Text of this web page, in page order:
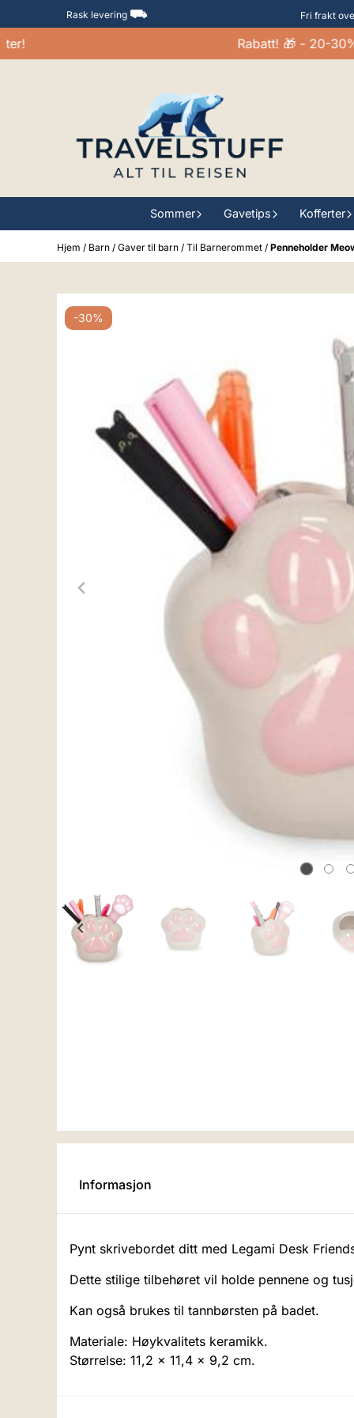
Hopp til innholdRask levering ⛟ Fri frakt
Rabatt! 🎁 - 20-30%
Sommer Gavetips Kofferter
Hjem / Barn / Gaver til barn / Til Barnerommet / Penneholder
-30%
199,-
På lager
Kjøp
Karakter:
Ikke på lager
Kjøp
Informasjon
Pynt skrivebordet ditt med Legami Desk
Dette stilige tilbehøret vil holde pennene og
Kan også brukes til tannbørsten på badet.
Materiale: Høykvalitets keramikk.
Størrelse: 11,2 x 11,4 x 9,2 cm.